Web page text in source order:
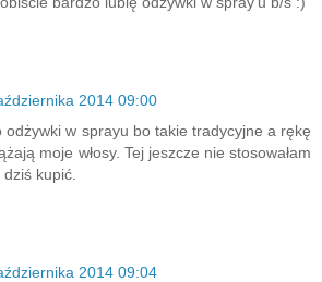
2014 09:00
odżywki w sprayu bo takie tradycyjne a rękę
moje włosy. Tej jeszcze nie stosowałam
kupić.
2014 09:04